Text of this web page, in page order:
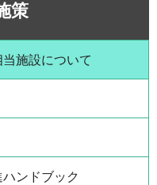
策
施設について
ンドブック